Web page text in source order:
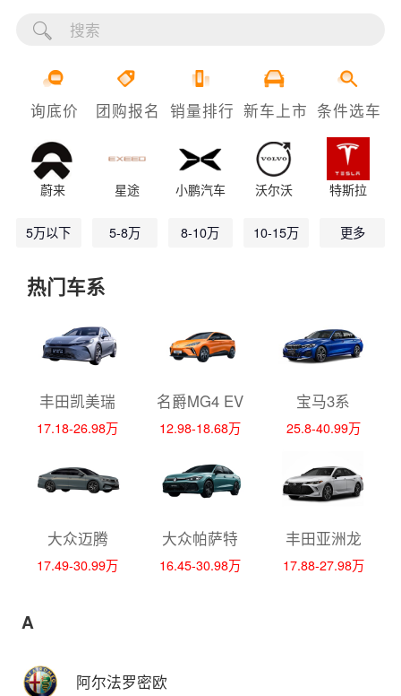
询底价 团购报名 销量排行 新车上市 条件选车
蔚来 星途 小鹏汽车 沃尔沃 特斯拉
5万以下 5-8万 8-10万 10-15万 更多
热门车系
丰田凯美瑞
17.18-26.98万
名爵MG4 EV
12.98-18.68万
宝马3系
25.8-40.99万
大众迈腾
17.49-30.99万
大众帕萨特
16.45-30.98万
丰田亚洲龙
17.88-27.98万
A
阿尔法罗密欧